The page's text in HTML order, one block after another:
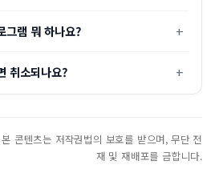
그램 뭐 하나요?
취소되나요?
콘텐츠는 저작권법의 보호를 받으며, 무단 전
재 및 재배포를 금합니다.